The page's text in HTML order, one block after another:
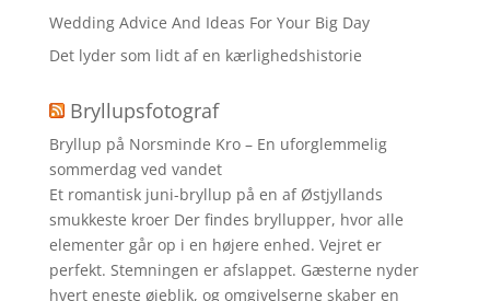
Wedding Advice And Ideas For Your Big Day
Det lyder som lidt af en kærlighedshistorie
Bryllupsfotograf
Bryllup på Norsminde Kro – En uforglemmelig
sommerdag ved vandet
Et romantisk juni-bryllup på en af Østjyllands
smukkeste kroer Der findes bryllupper, hvor alle
elementer går op i en højere enhed. Vejret er
perfekt. Stemningen er afslappet. Gæsterne nyder
hvert eneste øjeblik, og omgivelserne skaber en